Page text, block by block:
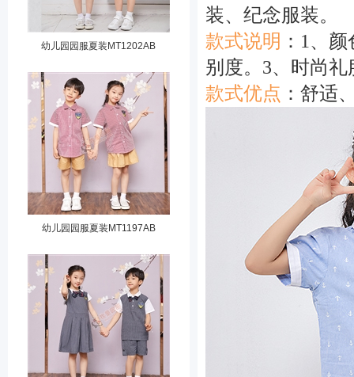
幼儿园园服夏装MT1202AB
幼儿园园服夏装MT1197AB
装、纪念服装。
款式说明 ： 1、
别度。3、时尚
款式优点 ： 舒适